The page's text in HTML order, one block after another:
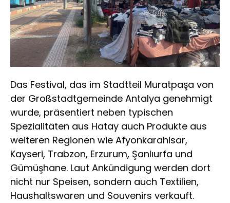
Das Festival, das im Stadtteil Muratpaşa von
der Großstadtgemeinde Antalya genehmigt
wurde, präsentiert neben typischen
Spezialitäten aus Hatay auch Produkte aus
weiteren Regionen wie Afyonkarahisar,
Kayseri, Trabzon, Erzurum, Şanlıurfa und
Gümüşhane. Laut Ankündigung werden dort
nicht nur Speisen, sondern auch Textilien,
Haushaltswaren und Souvenirs verkauft.